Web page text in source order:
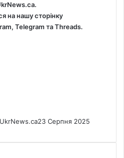
.
на нашу сторінку
Telegram таThreads.
UkrNews.ca23 Серпня 2025